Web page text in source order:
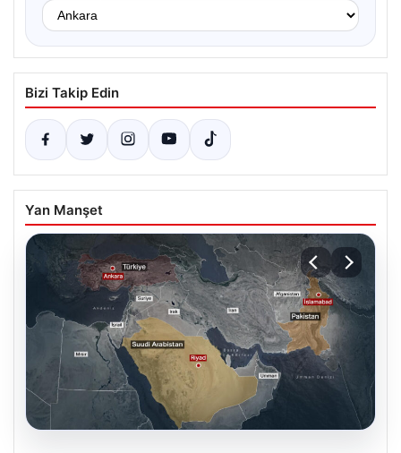
Bizi Takip Edin
Yan Manşet